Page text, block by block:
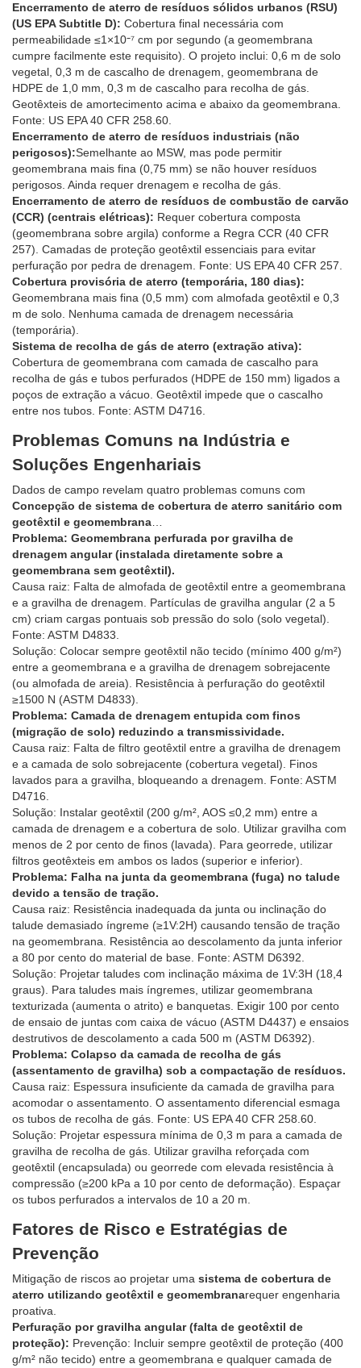
Encerramento de aterro de resíduos sólidos urbanos (RSU)
(US EPA Subtitle D): Cobertura final necessária com
permeabilidade ≤1×10⁻⁷ cm por segundo (a geomembrana
cumpre facilmente este requisito). O projeto inclui: 0,6 m de solo
vegetal, 0,3 m de cascalho de drenagem, geomembrana de
HDPE de 1,0 mm, 0,3 m de cascalho para recolha de gás.
Geotêxteis de amortecimento acima e abaixo da geomembrana.
Fonte: US EPA 40 CFR 258.60.
Encerramento de aterro de resíduos industriais (não
perigosos):Semelhante ao MSW, mas pode permitir
geomembrana mais fina (0,75 mm) se não houver resíduos
perigosos. Ainda requer drenagem e recolha de gás.
Encerramento de aterro de resíduos de combustão de carvão
(CCR) (centrais elétricas): Requer cobertura composta
(geomembrana sobre argila) conforme a Regra CCR (40 CFR
257). Camadas de proteção geotêxtil essenciais para evitar
perfuração por pedra de drenagem. Fonte: US EPA 40 CFR 257.
Cobertura provisória de aterro (temporária, 180 dias):
Geomembrana mais fina (0,5 mm) com almofada geotêxtil e 0,3
m de solo. Nenhuma camada de drenagem necessária
(temporária).
Sistema de recolha de gás de aterro (extração ativa):
Cobertura de geomembrana com camada de cascalho para
recolha de gás e tubos perfurados (HDPE de 150 mm) ligados a
poços de extração a vácuo. Geotêxtil impede que o cascalho
entre nos tubos. Fonte: ASTM D4716.
Problemas Comuns na Indústria e
Soluções Engenhariais
Dados de campo revelam quatro problemas comuns com
Concepção de sistema de cobertura de aterro sanitário com
geotêxtil e geomembrana
Problema: Geomembrana perfurada por gravilha de
drenagem angular (instalada diretamente sobre a
geomembrana sem geotêxtil).
Causa raiz: Falta de almofada de geotêxtil entre a geomembrana
e a gravilha de drenagem. Partículas de gravilha angular (2 a 5
cm) criam cargas pontuais sob pressão do solo (solo vegetal).
Fonte: ASTM D4833.
Solução: Colocar sempre geotêxtil não tecido (mínimo 400 g/m²)
entre a geomembrana e a gravilha de drenagem sobrejacente
(ou almofada de areia). Resistência à perfuração do geotêxtil
≥1500 N (ASTM D4833).
Problema: Camada de drenagem entupida com finos
(migração de solo) reduzindo a transmissividade.
Causa raiz: Falta de filtro geotêxtil entre a gravilha de drenagem
e a camada de solo sobrejacente (cobertura vegetal). Finos
lavados para a gravilha, bloqueando a drenagem. Fonte: ASTM
D4716.
Solução: Instalar geotêxtil (200 g/m², AOS ≤0,2 mm) entre a
camada de drenagem e a cobertura de solo. Utilizar gravilha com
menos de 2 por cento de finos (lavada). Para georrede, utilizar
filtros geotêxteis em ambos os lados (superior e inferior).
Problema: Falha na junta da geomembrana (fuga) no talude
devido a tensão de tração.
Causa raiz: Resistência inadequada da junta ou inclinação do
talude demasiado íngreme (≥1V:2H) causando tensão de tração
na geomembrana. Resistência ao descolamento da junta inferior
a 80 por cento do material de base. Fonte: ASTM D6392.
Solução: Projetar taludes com inclinação máxima de 1V:3H (18,4
graus). Para taludes mais íngremes, utilizar geomembrana
texturizada (aumenta o atrito) e banquetas. Exigir 100 por cento
de ensaio de juntas com caixa de vácuo (ASTM D4437) e ensaios
destrutivos de descolamento a cada 500 m (ASTM D6392).
Problema: Colapso da camada de recolha de gás
(assentamento de gravilha) sob a compactação de resíduos.
Causa raiz: Espessura insuficiente da camada de gravilha para
acomodar o assentamento. O assentamento diferencial esmaga
os tubos de recolha de gás. Fonte: US EPA 40 CFR 258.60.
Solução: Projetar espessura mínima de 0,3 m para a camada de
gravilha de recolha de gás. Utilizar gravilha reforçada com
geotêxtil (encapsulada) ou georrede com elevada resistência à
compressão (≥200 kPa a 10 por cento de deformação). Espaçar
os tubos perfurados a intervalos de 10 a 20 m.
Fatores de Risco e Estratégias de
Prevenção
Mitigação de riscos ao projetar uma sistema de cobertura de
aterro utilizando geotêxtil e geomembranarequer engenharia
proativa.
Perfuração por gravilha angular (falta de geotêxtil de
proteção): Prevenção: Incluir sempre geotêxtil de proteção (400
g/m² não tecido) entre a geomembrana e qualquer camada de